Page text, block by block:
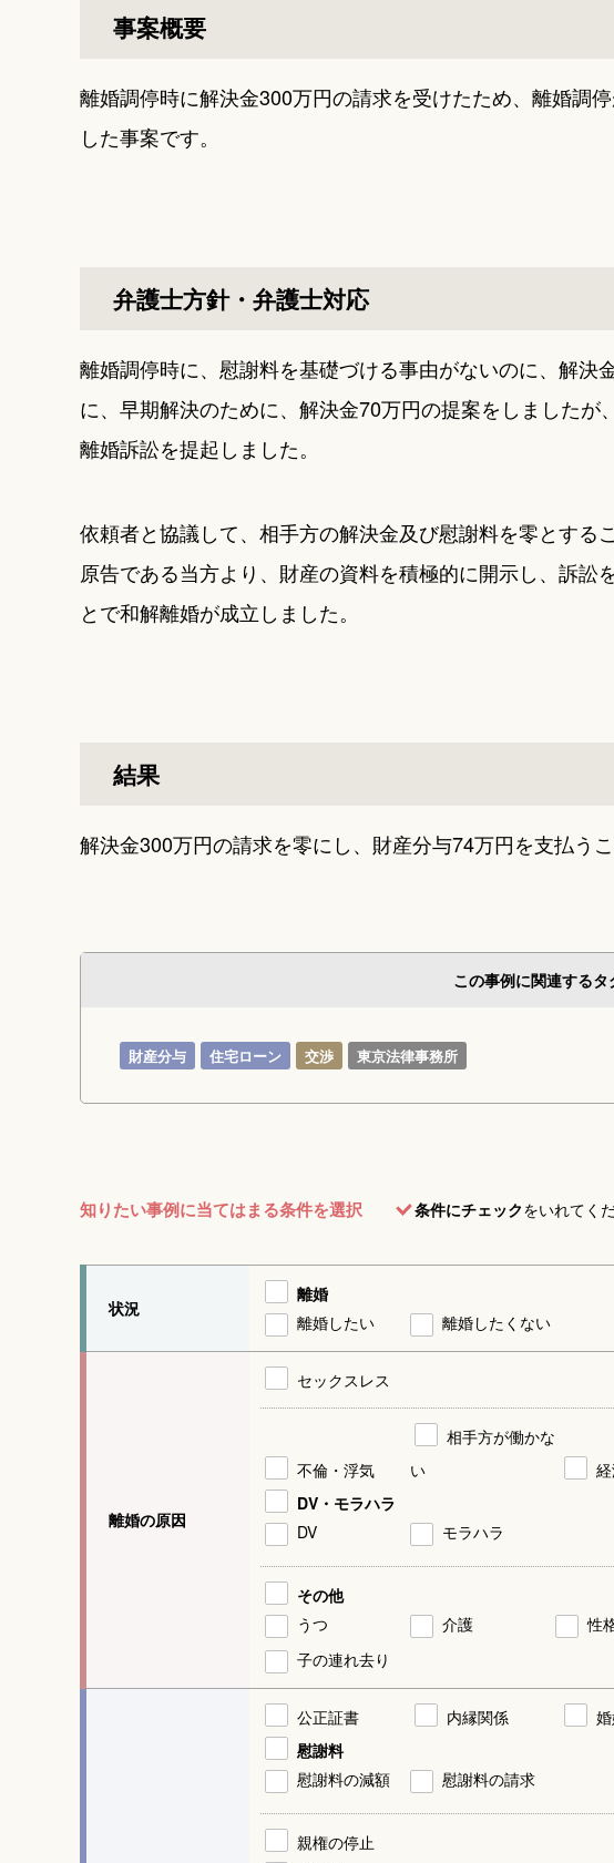
事案概要
離婚調停時に解決金300万円の請求を受けたため、離婚調
した事案です。
弁護士方針・弁護士対応
離婚調停時に、慰謝料を基礎づける事由がないのに、解決
に、早期解決のために、解決金70万円の提案をしましたが
離婚訴訟を提起しました。
依頼者と協議して、相手方の解決金及び慰謝料を零とする
原告である当方より、財産の資料を積極的に開示し、訴訟
とで和解離婚が成立しました。
結果
解決金300万円の請求を零にし、財産分与74万円を支払う
この事例に関連するタ
財産分与 住宅ローン 交渉 東京法律事務所
知りたい事例に当てはまる条件を選択 条件にチェックをいれてく
状況
離婚
離婚したい
離婚したくない
離婚の原因
セックスレス
不倫・浮気
相手方が働かな
い
DV・モラハラ
DV
モラハラ
その他
うつ
介護 性
子の連れ去り
公正証書 内縁関係
慰謝料
慰謝料の減額
慰謝料の請求
親権の停止